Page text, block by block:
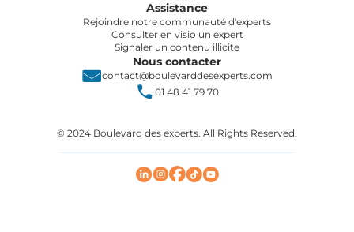
Assistance
Rejoindre notre communauté d'experts
Consulter en visio un expert
Signaler un contenu illicite
Nous contacter
contact@boulevarddesexperts.com
01 48 41 79 70
© 2024 Boulevard des experts. All Rights Reserved.